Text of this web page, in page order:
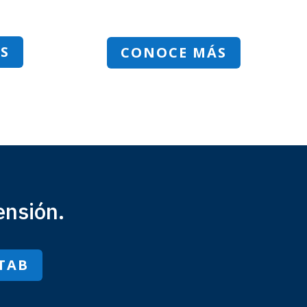
CONOCE MÁS